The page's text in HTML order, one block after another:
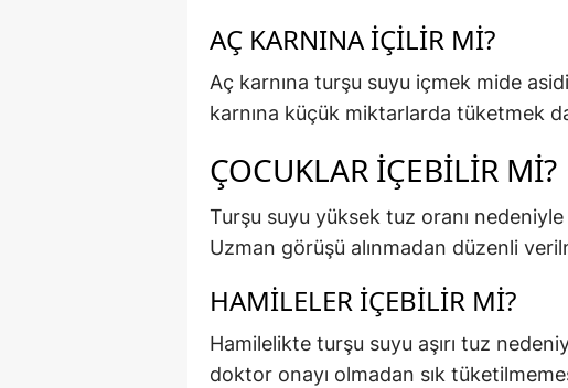
AÇ KARNINA İÇILIR MI?
Aç karnına turşu suyu içmek mide
karnına küçük miktarlarda tüketmek
ÇOCUKLAR İÇEBILIR MI?
Turşu suyu yüksek tuz oranı
Uzman görüşü alınmadan düzenli
HAMILELER İÇEBILIR MI?
Hamilelikte turşu suyu aşırı tuz
doktor onayı olmadan sık